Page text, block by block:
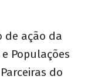
de ação da
Populações
do